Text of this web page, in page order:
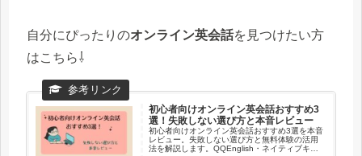
自分にぴったりのオンライン英会話を見つけたい方
はこちら⇩
初心者向けオンライン英会話おすすめ3
選！失敗しない選び方と本音レビュー
初心者向けオンライン英会話おすすめ3選を本音
レビュー。失敗しない選び方と無料体験の活用
法を解説します。QQEnglish・ネイティブキャ